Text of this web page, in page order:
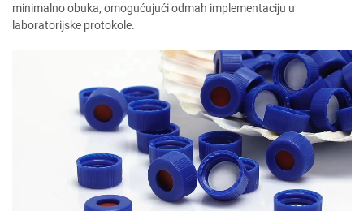
minimalno obuka, omogućujući odmah implementaciju u
laboratorijske protokole.